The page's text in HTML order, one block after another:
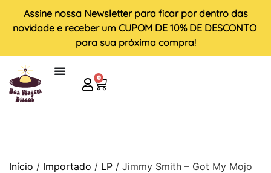
Assine nossa Newsletter para ficar por dentro das
novidade e receber um CUPOM DE 10% DE DESCONTO
para sua próxima compra!
0
Início / Importado / LP / Jimmy Smith – Got My Mojo